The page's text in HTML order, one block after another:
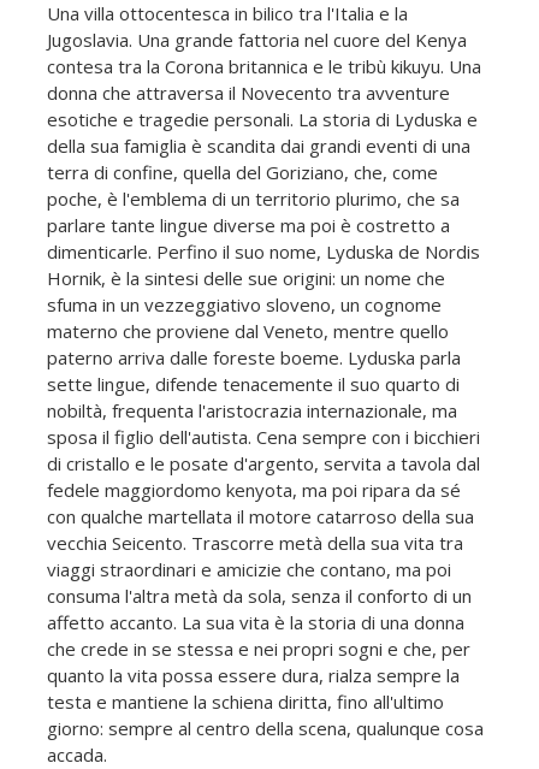
Una villa ottocentesca in bilico tra l'Italia e la
Jugoslavia. Una grande fattoria nel cuore del Kenya
contesa tra la Corona britannica e le tribù kikuyu. Una
donna che attraversa il Novecento tra avventure
esotiche e tragedie personali. La storia di Lyduska e
della sua famiglia è scandita dai grandi eventi di una
terra di confine, quella del Goriziano, che, come
poche, è l'emblema di un territorio plurimo, che sa
parlare tante lingue diverse ma poi è costretto a
dimenticarle. Perfino il suo nome, Lyduska de Nordis
Hornik, è la sintesi delle sue origini: un nome che
sfuma in un vezzeggiativo sloveno, un cognome
materno che proviene dal Veneto, mentre quello
paterno arriva dalle foreste boeme. Lyduska parla
sette lingue, difende tenacemente il suo quarto di
nobiltà, frequenta l'aristocrazia internazionale, ma
sposa il figlio dell'autista. Cena sempre con i bicchieri
di cristallo e le posate d'argento, servita a tavola dal
fedele maggiordomo kenyota, ma poi ripara da sé
con qualche martellata il motore catarroso della sua
vecchia Seicento. Trascorre metà della sua vita tra
viaggi straordinari e amicizie che contano, ma poi
consuma l'altra metà da sola, senza il conforto di un
affetto accanto. La sua vita è la storia di una donna
che crede in se stessa e nei propri sogni e che, per
quanto la vita possa essere dura, rialza sempre la
testa e mantiene la schiena diritta, fino all'ultimo
giorno: sempre al centro della scena, qualunque cosa
accada.